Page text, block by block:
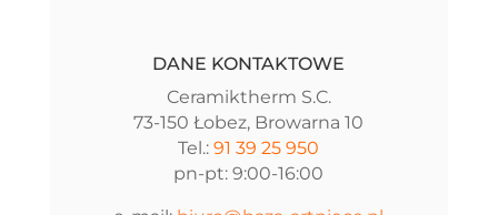
DANE KONTAKTOWE
Ceramiktherm S.C.
73-150 Łobez, Browarna 10
Tel.:91 39 25 950
pn-pt: 9:00-16:00